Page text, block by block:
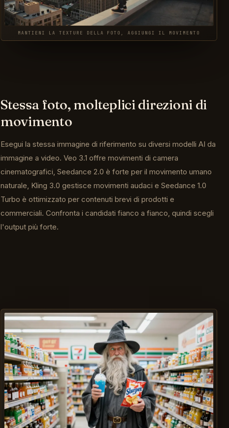
MANTIENI LA TEXTURE DELLA FOTO, AGGIUNGI IL MOVIMENTO
Stessa foto, molteplici direzioni di
movimento
Esegui la stessa immagine di riferimento su diversi modelli AI da
immagine a video. Veo 3.1 offre movimenti di camera
cinematografici, Seedance 2.0 è forte per il movimento umano
naturale, Kling 3.0 gestisce movimenti audaci e Seedance 1.0
Turbo è ottimizzato per contenuti brevi di prodotti e
commerciali. Confronta i candidati fianco a fianco, quindi scegli
l'output più forte.